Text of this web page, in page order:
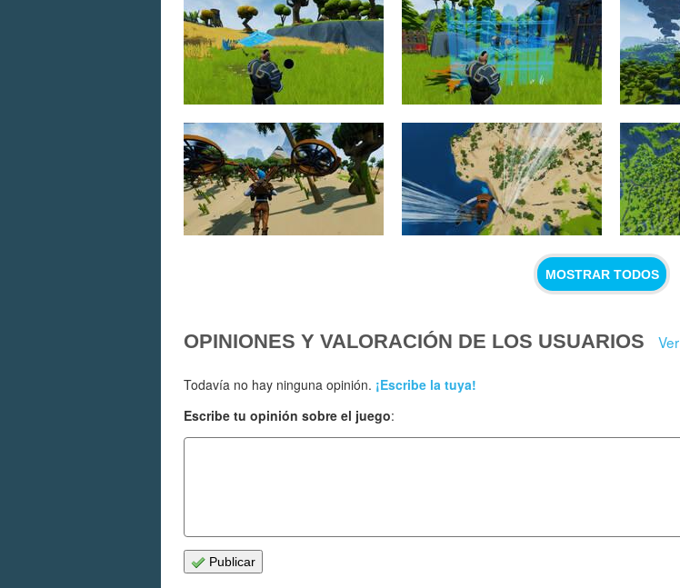
MOSTRAR TODOS
OPINIONES Y VALORACIÓN DE LOS USUARIOS
Todavía no hay ninguna opinión. ¡Escribe la tuya!
Escribe tu opinión sobre el juego:
Publicar